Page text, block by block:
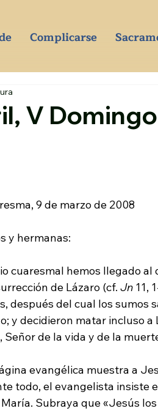
Complicarse
V
9 de marzo de 2008
y hermanas:
cuaresmal hemos llegado
de Lázaro (cf. Jn 11,
después del cual los sumos
y decidieron matar incluso a
de la vida y de la
evangélica muestra a
todo, el evangelista insiste
Subraya que «Jesús